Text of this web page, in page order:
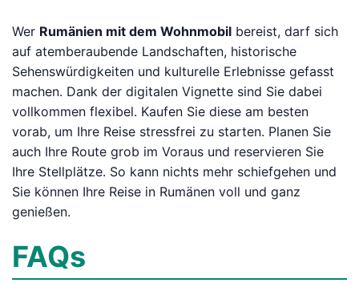
Wer Rumänien mit dem Wohnmobil bereist, darf sich
auf atemberaubende Landschaften, historische
Sehenswürdigkeiten und kulturelle Erlebnisse gefasst
machen. Dank der digitalen Vignette sind Sie dabei
vollkommen flexibel. Kaufen Sie diese am besten
vorab, um Ihre Reise stressfrei zu starten. Planen Sie
auch Ihre Route grob im Voraus und reservieren Sie
Ihre Stellplätze. So kann nichts mehr schiefgehen und
Sie können Ihre Reise in Rumänen voll und ganz
genießen.
FAQs